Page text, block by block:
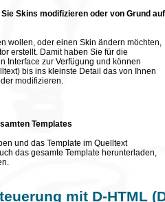
Skins modifizieren oder von Grund auf
wollen, oder einen Skin ändern möchten,
erstellt. Damit haben Sie für die
Interface zur Verfügung und können
bis ins kleinste Detail das von Ihnen
modifizieren.
Templates
und das Template im Quelltext
das gesamte Template herunterladen,
mit D-HTML